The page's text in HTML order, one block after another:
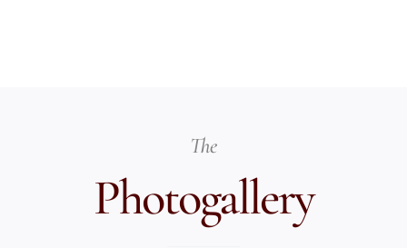
The
Photogallery